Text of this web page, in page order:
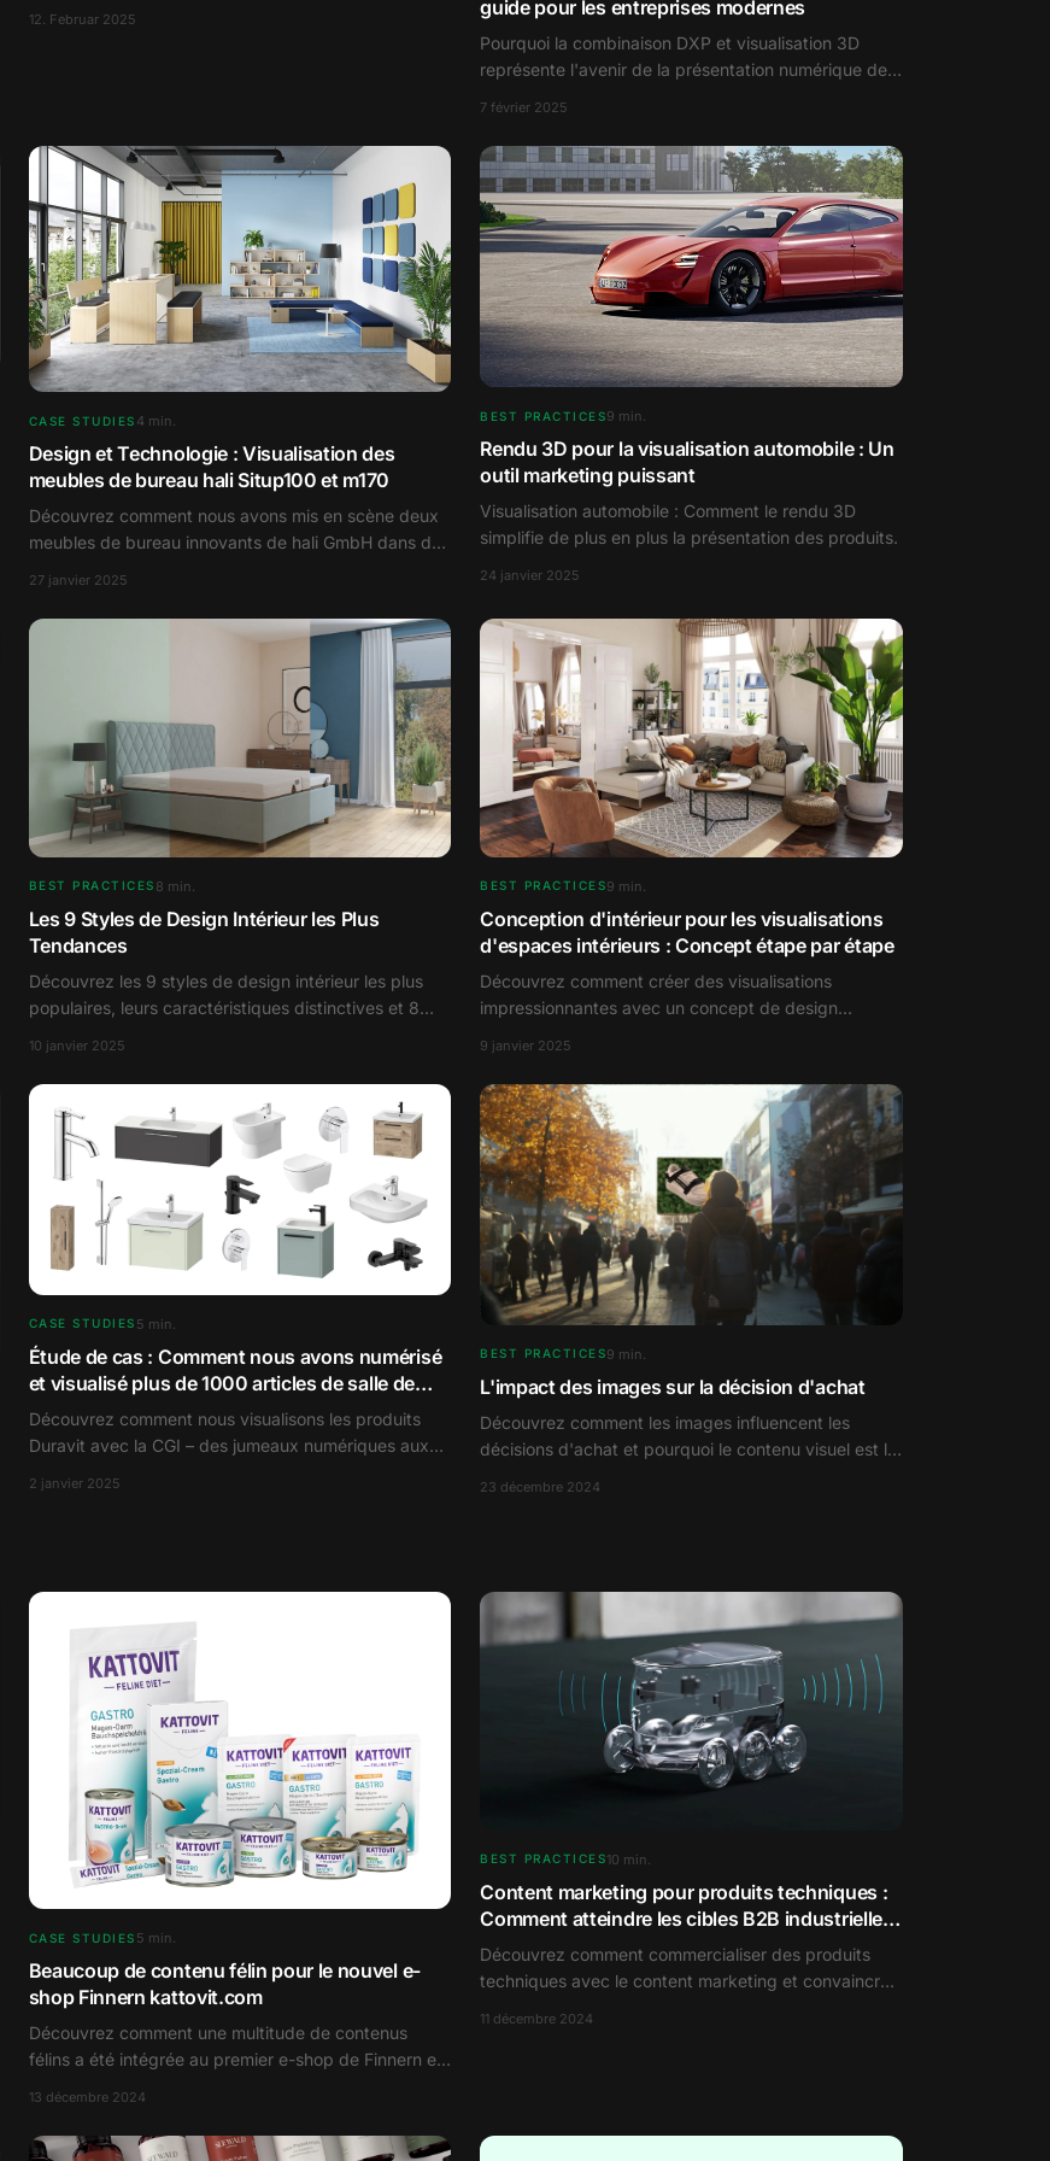
12. Februar 2025
guide pour les entreprises modernes
Pourquoi la combinaison DXP et visualisation 3D
représente l'avenir de la présentation numérique des
7 février 2025
CASE STUDIES 4 min.
Design et Technologie : Visualisation des
meubles de bureau hali Situp100 et m170
Découvrez comment nous avons mis en scène deux
meubles de bureau innovants de hali GmbH dans des
27 janvier 2025
BEST PRACTICES9 min.
Rendu 3D pour la visualisation automobile : Un
outil marketing puissant
Visualisation automobile : Comment le rendu 3D
simplifie de plus en plus la présentation des produits.
24 janvier 2025
BEST PRACTICES 8 min.
Les 9 Styles de Design Intérieur les Plus
Tendances
Découvrez les 9 styles de design intérieur les plus
populaires, leurs caractéristiques distinctives et 8
10 janvier 2025
BEST PRACTICES9 min.
Conception d'intérieur pour les visualisations
d'espaces intérieurs : Concept étape par étape
Découvrez comment créer des visualisations
impressionnantes avec un concept de design
9 janvier 2025
CASE STUDIES 5 min.
Étude de cas : Comment nous avons numérisé
et visualisé plus de 1000 articles de salle de
bain pour Duravit
Découvrez comment nous visualisons les produits
Duravit avec la CGI – des jumeaux numériques aux
2 janvier 2025
BEST PRACTICES9 min.
L'impact des images sur la décision d'achat
Découvrez comment les images influencent les
décisions d'achat et pourquoi le contenu visuel est la
23 décembre 2024
CASE STUDIES 5 min.
Beaucoup de contenu félin pour le nouvel e-
shop Finnern kattovit.com
Découvrez comment une multitude de contenus
félins a été intégrée au premier e-shop de Finnern et
13 décembre 2024
BEST PRACTICES10 min.
Content marketing pour produits techniques :
Comment atteindre les cibles B2B industrielles
aujourd'hui
Découvrez comment commercialiser des produits
techniques avec le content marketing et convaincre
11 décembre 2024